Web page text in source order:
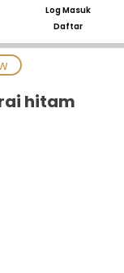
Log Masuk
Daftar
hitam